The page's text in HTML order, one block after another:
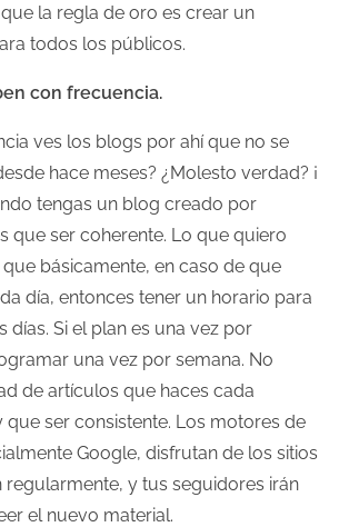
la regla de oro es crear un
todos los públicos.
con frecuencia.
ves los blogs por ahí que no se
hace meses? ¿Molesto verdad? ¡
tengas un blog creado por
que ser coherente. Lo que quiero
básicamente, en caso de que
día, entonces tener un horario para
días. Si el plan es una vez por
una vez por semana. No
de artículos que haces cada
que ser consistente. Los motores de
Google, disfrutan de los sitios
regularmente, y tus seguidores irán
el nuevo material.